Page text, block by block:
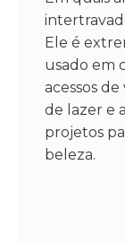
Ele é
usado em
acessos
de lazer e
projetos
beleza.